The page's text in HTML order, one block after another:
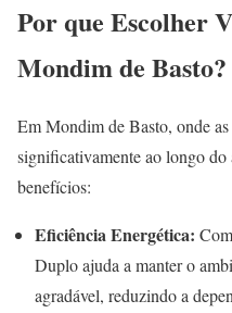
Por que Escolher
Mondim de Basto?
Em Mondim de Basto, onde
significativamente ao longo
benefícios:
Eficiência Energética:
Duplo ajuda a manter o
agradável, reduzindo a